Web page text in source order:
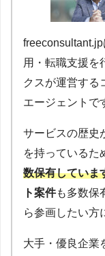
用・転職支援を
クスが運営する
エージェントで
サービスの歴史
を持っているた
数保有していま
ト案件も多数保
ら参画したい方
大手・優良企業